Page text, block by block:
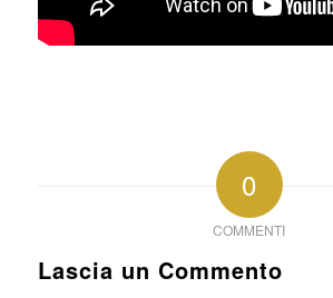
0
COMMENTI
Lascia un Commento